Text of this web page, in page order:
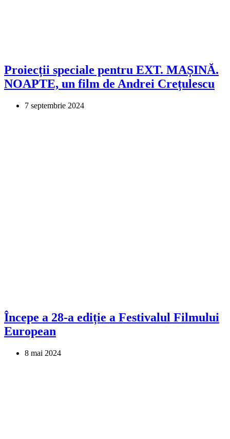
Proiecții speciale pentru EXT. MAȘINĂ.
NOAPTE, un film de Andrei Crețulescu
7 septembrie 2024
Începe a 28-a ediție a Festivalul Filmului
European
8 mai 2024